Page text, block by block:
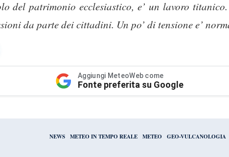
del patrimonio ecclesiastico, e’ un lavoro
da parte dei cittadini. Un po’ di tensione e’
Aggiungi MeteoWeb come
Fonte preferita su Google
NEWS METEO IN TEMPO REALE METEO GEO-VULCANOLOGIA